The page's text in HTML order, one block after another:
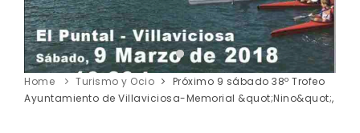
Home Turismo y Ocio
Próximo 9 sábado 38º Trofeo
Ayuntamiento de Villaviciosa-Memorial &quot;Nino&quot;,